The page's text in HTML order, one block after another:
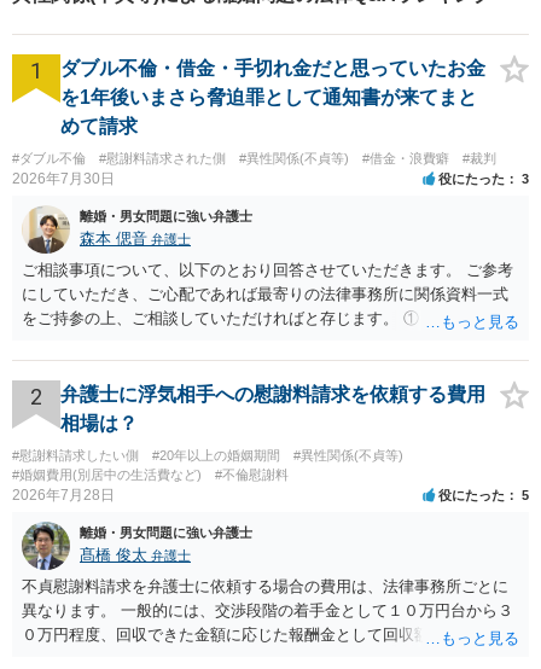
ぜひお気軽にご相談くださ
い。
1
ダブル不倫・借金・手切れ金だと思っていたお金
を1年後いまさら脅迫罪として通知書が来てまと
めて請求
#ダブル不倫 #慰謝料請求された側 #異性関係(不貞等) #借金・浪費癖 #裁判
2026年7月30日 役にたった 3
離婚・男女問題に強い弁護士
森本 偲音 弁護士
ご相談事項について、以下のとおり回答させていただきます。 ご参考
にしていただき、ご心配であれば最寄りの法律事務所に関係資料一式
をご持参の上、ご相談していただければと存じます。 ① このLINEの
される可能性はあるのか ⇒LINEを含む１００万円の貸付に至るまでの
やり取り等の経緯、誓約書の内容等を踏まえて、関係を清算するため
の 金銭であったと評価される可能性はあると考えます。 ② 「今後一
切関与しないなら100万円振り込む」というLINEや誓約書は、裁判上
どの程度証拠価値があるのか ⇒前後のやり取りや誓約書の具体的内容
を見ない限り、具体的な判断はできませんが、一定の証拠価値はある
することは認められるのか。 ⇒おそらく１００万円は不当利得（受け
取る正当な権利がないのに利益を取得した）として返還請求されてい
るものかと推察しますので、 貸金返還ではないかと存じます。 ④ 私
は現在、収入も不安定で貯金もなくリボ払い借金が既に約100万あり。
今年に再婚したが主人はお金に厳しい為、一括で220万円を支払う事は
2
弁護士に浮気相手への慰謝料請求を依頼する費用
相場は？
#慰謝料請求したい側 #20年以上の婚姻期間
#異性関係(不貞等)
#婚姻費用(別居中の生活費など)
#不倫慰謝料
2026年7月28日 役にたった 5
離婚・男女問題に強い弁護士
髙橋 俊太 弁護士
不貞慰謝料請求を弁護士に依頼する場合の費用は、法律事務所ごとに
異なります。 一般的には、交渉段階の着手金として１０万円台から３
０万円程度、回収できた金額に応じた報酬金として回収額の１０％か